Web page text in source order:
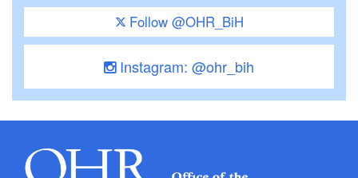
Follow @OHR_BiH
Instagram: @ohr_bih